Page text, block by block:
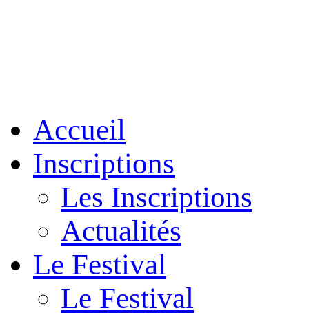
Accueil
Inscriptions
Les Inscriptions
Actualités
Le Festival
Le Festival